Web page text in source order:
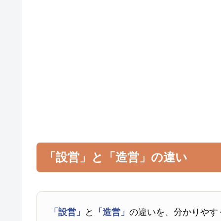
「設営」と「造営」の違い
「設営」 と 「造営」の違いを、分かりやす